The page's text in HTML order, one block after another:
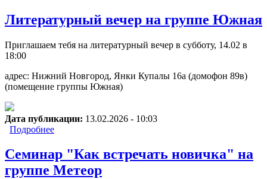
Литературный вечер на группе Южная
Приглашаем тебя на литературный вечер в субботу, 14.02 в
18:00
адрес: Нижний Новгород, Янки Купалы 16а (домофон 89в)
(помещение группы Южная)
Дата публикации: 13.02.2026 - 10:03
Подробнее
Семинар "Как встречать новичка" на
группе Метеор